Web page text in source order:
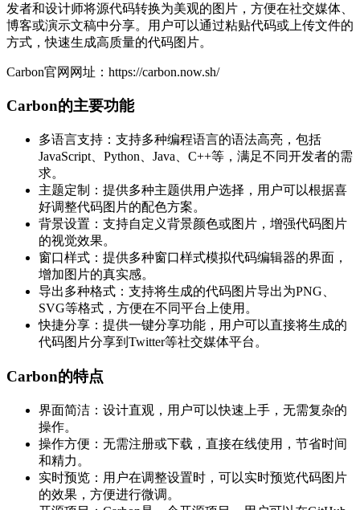
发者和设计师将源代码转换为美观的图片，方便在社交媒体、
博客或演示文稿中分享。用户可以通过粘贴代码或上传文件的
方式，快速生成高质量的代码图片。
Carbon官网网址：https://carbon.now.sh/
Carbon的主要功能
多语言支持：支持多种编程语言的语法高亮，包括
JavaScript、Python、Java、C++等，满足不同开发者的需
求。
主题定制：提供多种主题供用户选择，用户可以根据喜
好调整代码图片的配色方案。
背景设置：支持自定义背景颜色或图片，增强代码图片
的视觉效果。
窗口样式：提供多种窗口样式模拟代码编辑器的界面，
增加图片的真实感。
导出多种格式：支持将生成的代码图片导出为PNG、
SVG等格式，方便在不同平台上使用。
快捷分享：提供一键分享功能，用户可以直接将生成的
代码图片分享到Twitter等社交媒体平台。
Carbon的特点
界面简洁：设计直观，用户可以快速上手，无需复杂的
操作。
操作方便：无需注册或下载，直接在线使用，节省时间
和精力。
实时预览：用户在调整设置时，可以实时预览代码图片
的效果，方便进行微调。